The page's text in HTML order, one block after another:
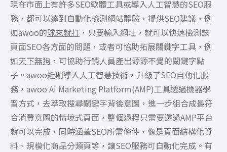
現在市面上有許多SEO軟體工具或導入人工智慧的SEO服
務，都可以達到自動化檢測網站體驗，提供SEO建議，例
如awoo的球來就打 ，只要輸入網址，就可以快速檢測該
頁面SEO各方面的問題，或者可協助拓展關鍵字工具，例
如天下無狗 ，可協助行銷人員產出源源不覺的關鍵字點
子。awoo近期導入人工智慧技術，升級了SEO自動化服
務，awoo AI Marketing Platform(AMP)工具透過機器學
習方式，去萃取搜尋關鍵字背後意圖，進一步組合成最符
合消費意圖的情境式頁面，整個過程只需要透過AMP平台
就可以完成，同時涵蓋SEO所需條件，像是頁面結構化資
料、規模化商品分類頁等，讓SEO服務可自動化完成。有